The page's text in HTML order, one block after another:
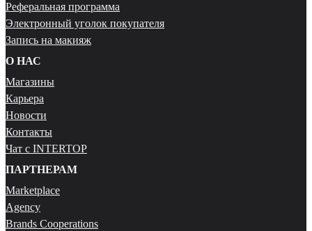
Реферальная программа
Электронный уголок покупателя
Запись на макияж
О НАС
Магазины
Карьера
Новости
Контакты
Чат с INTERTOP
ПАРТНЕРАМ
Marketplace
Agency
Brands Cooperations